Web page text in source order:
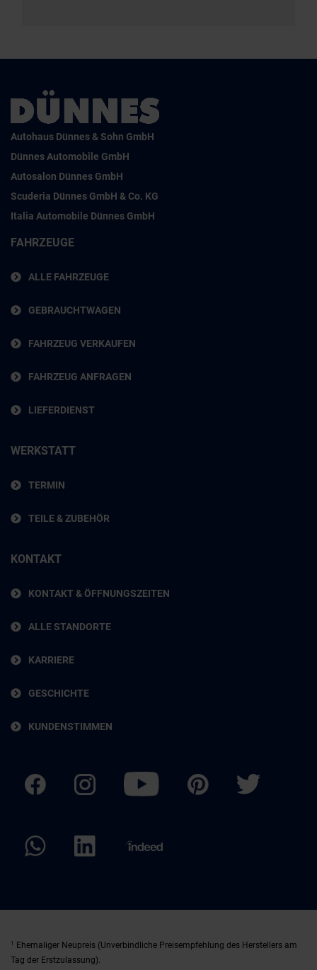
Autohaus Dünnes & Sohn GmbH
Dünnes Automobile GmbH
Autosalon Dünnes GmbH
Scuderia Dünnes GmbH & Co. KG
Italia Automobile Dünnes GmbH
FAHRZEUGE
ALLE FAHRZEUGE
GEBRAUCHTWAGEN
FAHRZEUG VERKAUFEN
FAHRZEUG ANFRAGEN
LIEFERDIENST
WERKSTATT
TERMIN
TEILE & ZUBEHÖR
KONTAKT
KONTAKT & ÖFFNUNGSZEITEN
ALLE STANDORTE
KARRIERE
GESCHICHTE
KUNDENSTIMMEN
1
Ehemaliger Neupreis (Unverbindliche Preisempfehlung des Herstellers am
Tag der Erstzulassung).